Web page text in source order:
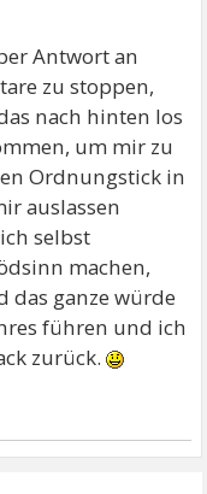
Antwort an
zu stoppen,
nach hinten los
um mir zu
Ordnungstick in
auslassen
selbst
machen,
das ganze würde
führen und ich
zurück.